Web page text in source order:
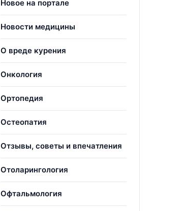
Новое на портале
Новости медицины
О вреде курения
Онкология
Ортопедия
Остеопатия
Отзывы, советы и впечатления
Отоларингология
Офтальмология